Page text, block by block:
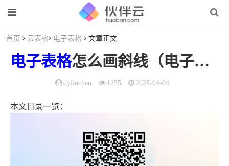
首页 云表格 电子表格 文章正文
电子表格怎么画斜线（电子表格
dylinchen 1255 2025-04-04
本文目录一览：